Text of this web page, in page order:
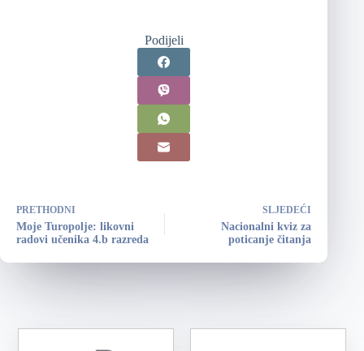
Podijeli
PRETHODNI
Moje Turopolje: likovni
radovi učenika 4.b razreda
SLJEDEĆI
Nacionalni kviz za
poticanje čitanja